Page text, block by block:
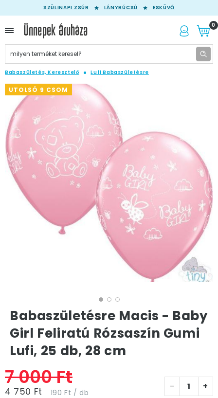
SZÜLINAPI ZSÚR LÁNYBÚCSÚ ESKÜVŐ
0
Babaszületés, Keresztelő Lufi Babaszületésre
UTOLSÓ 9 CSOM
Babaszületésre Macis - Baby
Girl Feliratú Rózsaszín Gumi
Lufi, 25 db, 28 cm
7 000 Ft
4 750 Ft 190 Ft / db
- +